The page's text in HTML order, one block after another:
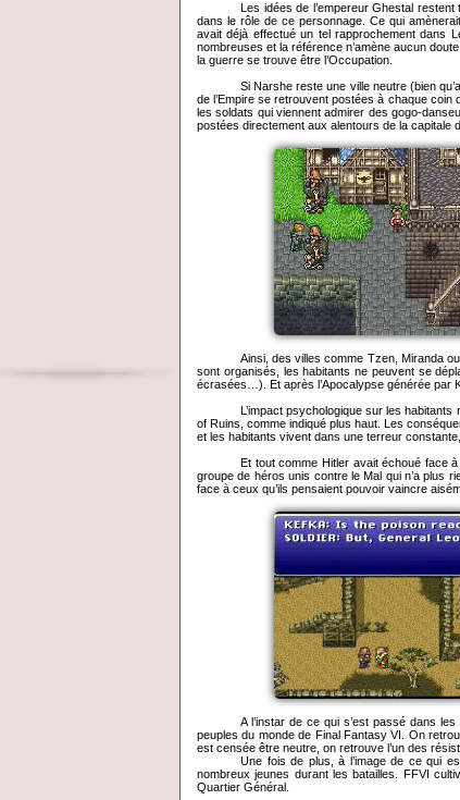
Les idées de l’empereur Ghestal
dans le rôle de ce personnage. Ce qui
avait déjà effectué un tel rapprochement dans
nombreuses et la référence n’amène aucun
la guerre se trouve être l’Occupation.
Si Narshe reste une ville neutre (bien
de l’Empire se retrouvent postées à chaque
les soldats qui viennent admirer des gogo-
postées directement aux alentours de la capitale
Ainsi, des villes comme Tzen, Miranda
sont organisés, les habitants ne peuvent se
écrasées…). Et après l’Apocalypse générée par
L’impact psychologique sur les habitants
of Ruins, comme indiqué plus haut. Les
et les habitants vivent dans une terreur
Et tout comme Hitler avait échoué face
groupe de héros unis contre le Mal qui n’a plus
face à ceux qu’ils pensaient pouvoir vaincre
A l’instar de ce qui s’est passé dans
peuples du monde de Final Fantasy VI. On
est censée être neutre, on retrouve l’un des
Une fois de plus, à l’image de ce qui
nombreux jeunes durant les batailles. FFVI
Quartier Général.